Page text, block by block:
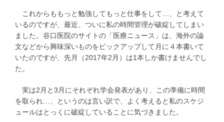
これからももっと勉強してもっと仕事をして…、と考えて
いるのですが、最近、ついに私の時間管理が破綻してしまい
ました。谷口医院のサイトの「医療ニュース」は、海外の論
文などから興味深いものをピックアップして月に４本書いて
いたのですが、先月（2017年2月）は1本しか書けませんでし
た。
実は2月と3月にそれぞれ学会発表があり、この準備に時間
を取られ…、というのは言い訳で、よく考えると私のスケジ
ュールはとっくに破綻していることに気づきました。